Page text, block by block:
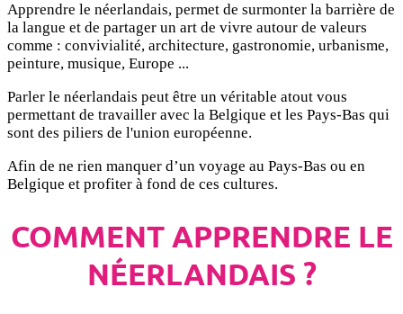
Apprendre le néerlandais, permet de surmonter la barrière de
la langue et de partager un art de vivre autour de valeurs
comme : convivialité, architecture, gastronomie, urbanisme,
peinture, musique, Europe ...
Parler le néerlandais peut être un véritable atout vous
permettant de travailler avec la Belgique et les Pays-Bas qui
sont des piliers de l'union européenne.
Afin de ne rien manquer d’un voyage au Pays-Bas ou en
Belgique et profiter à fond de ces cultures.
COMMENT APPRENDRE LE
NÉERLANDAIS ?